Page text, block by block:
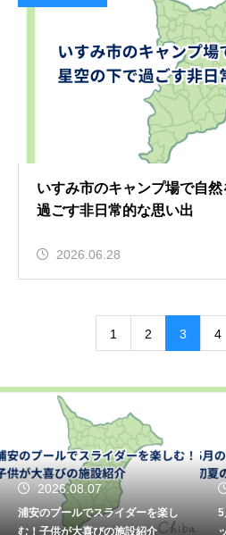
いすみ市のキャンプ場で自
過ごす非日常的な思い出
2026.06.28
1 2 3 4
2026.08.06
5月の銚子で狙える釣りのターゲ
ット！初夏の海を大満喫